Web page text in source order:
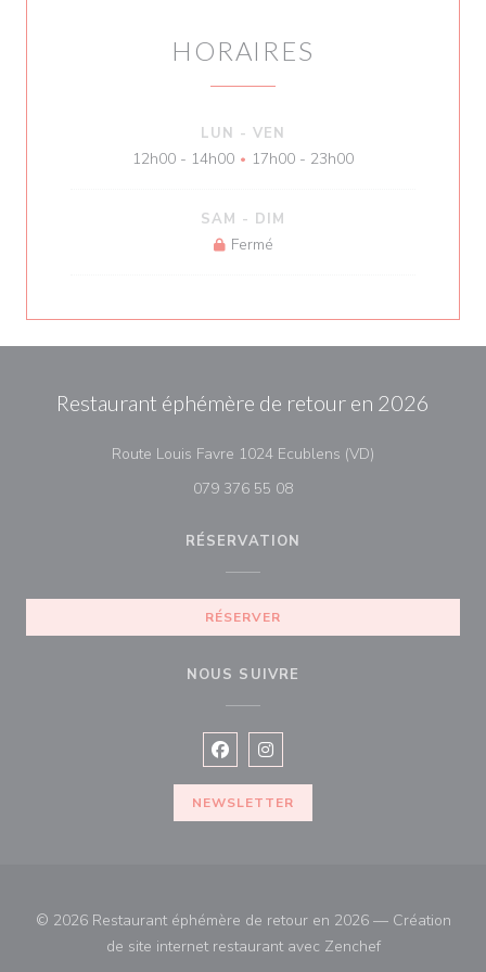
HORAIRES
LUN -VEN
12h00 - 14h00 • 17h00 - 23h00
SAM - DIM
Fermé
Restaurant éphémère de retour en 2026
Route Louis Favre 1024 Ecublens (VD)
079 376 55 08
RÉSERVATION
RÉSERVER
NOUS SUIVRE
Facebook ((ouvre une nouvelle
Instagram ((ouvre une
NEWSLETTER
© 2026 Restaurant éphémère de retour en 2026 — Création
de site internet restaurant avec Zenchef((ouvre une